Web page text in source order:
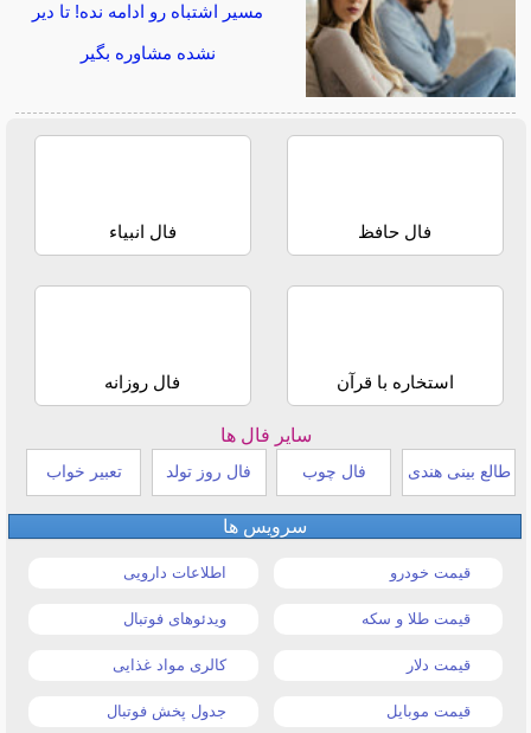
مسیر اشتباه رو ادامه نده! تا دیر
نشده مشاوره بگیر
فال حافظ فال انبیاء
استخاره با قرآن فال روزانه
سایر فال ها
طالع بینی هندی فال چوب فال روز تولد تعبیر خواب
سرویس ها
قیمت خودرو اطلاعات دارویی
قیمت طلا و سکه ویدئوهای فوتبال
قیمت دلار کالری مواد غذایی
قیمت موبایل جدول پخش فوتبال